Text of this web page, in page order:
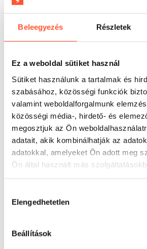
Beleegyezés Részletek
Ez a weboldal sütiket használ
Sütiket használunk a tartalmak és
szabásához, közösségi funkciók
valamint weboldalforgalmunk
közösségi média-, hirdető- és
megosztjuk az Ön
adatait, akik kombinálhatják az
adatokkal, amelyeket Ön adott meg
Ön által használt más
kiválasztása
Elengedhetetlen
Beállítások
Kinek ajánlott?
ügynökségek és
amelyek univerzális eszközt keresnek
számára válik be, különösen ott, ahol
gördülékeny váltása és a sor átlátható
EN14960 szabványnak való
és kereskedelmi megrendelések
formalitások a beszerzési folyamat
éves garancia nagyobb
beruházásnak, és csökkenti a szezon
kockázatát.